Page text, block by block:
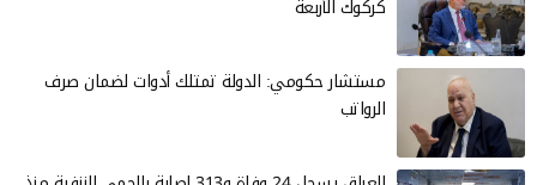
كركوك الأربعة
مستشار حكومي: الدولة تمتلك أدوات لضمان صرف
الرواتب